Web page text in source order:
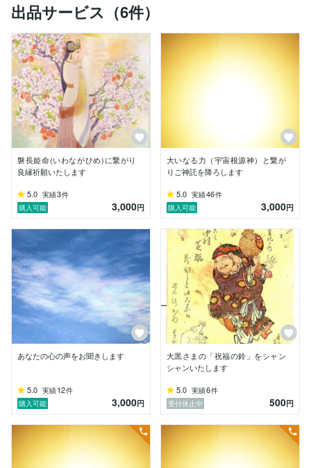
「六甲比命神社」の御神体の緑龍神は私くしでもあり
御神体の緑龍神は守護神（意識体）でもあります
新たな次元の世に入りましたので御神体と融合致しまし
た
天照大神でもあります饒速日大神より白龍神を授かりま
した
また天龍八岐龍神（八岐大龍神）磐長姫命と融合致しま
した
新たな次元の世に向かい　大いなる力（宇宙根源大神・
上位の神）より
天命・御役目を賜わり御神事をさせて頂いております
封印された古代の神  出雲族の神の結界を解除する御神
事
神と社（ やしろ ）を復活させていく御神事
神と神を繋げていく御神事
天命
母親の家系がシャーマンで親戚に霊能者が多いのが特徴
出品サービス（6件）
磐長姫命(いわながひめ)に繋がり
良縁祈願いたします
5.0 実績3件
購入可能
3,000円
大いなる力（宇宙根源神）と繋が
りご神託を降ろします
5.0 実績46件
購入可能
3,000円
あなたの心の声をお聞きします
5.0 実績12件
購入可能
3,000円
大黒さまの「祝福の鈴」をシャン
シャンいたします
5.0 実績6件
受付休止中
500円